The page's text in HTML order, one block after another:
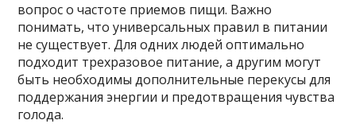
вопрос о частоте приемов пищи. Важно
понимать, что универсальных правил в питании
не существует. Для одних людей оптимально
подходит трехразовое питание, а другим могут
быть необходимы дополнительные перекусы для
поддержания энергии и предотвращения чувства
голода.